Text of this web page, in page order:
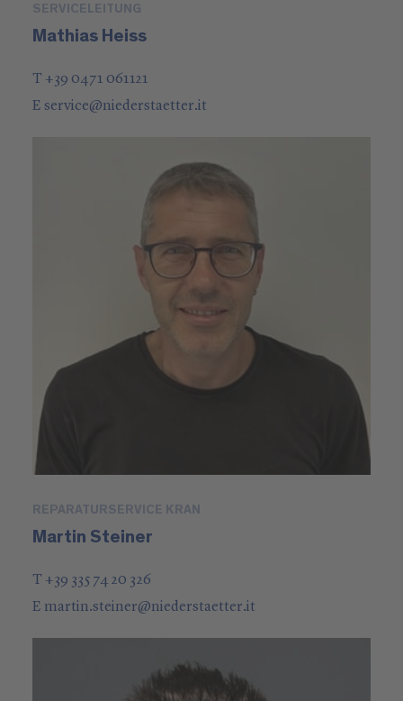
SERVICELEITUNG
Mathias Heiss
T +39 0471 061121
Eservice@niederstaetter.it
REPARATURSERVICE KRAN
Martin Steiner
T +39 335 74 20 326
E martin.steiner@niederstaetter.it